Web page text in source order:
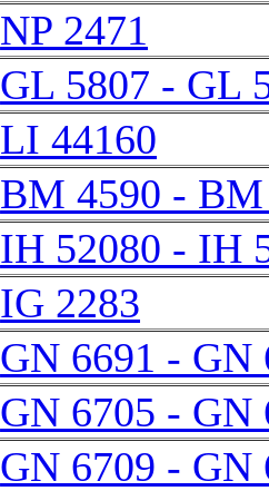
NP 2471
GL 5807 - GL
LI 44160
BM 4590 -
IH 52080 - IH
IG 2283
GN 6691 - GN
GN 6705 - GN
GN 6709 - GN